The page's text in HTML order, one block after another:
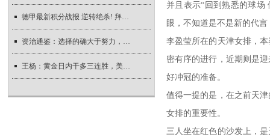
德甲最新积分战报 逆转绝杀! 拜仁惊险开门红 和勒沃库森并列第4
资治通鉴：选择的确大于努力，可什么决定了选择？
王杨：黄金日内干多三连胜，美盘回落继续多！
并且表示“回到熟悉的球场
眼，不知道是不是新的代
李盈莹所在的天津女排，
密有序的进行，近期则是
好冲冠的准备。
值得一提的是，在之前天
女排的重要性。
三人坐在红色的沙发上，